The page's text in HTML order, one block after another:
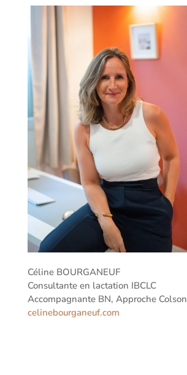
Céline BOURGANEUF
Consultante en lactation IBCLC
Accompagnante BN, Approche Colson
celinebourganeuf.com